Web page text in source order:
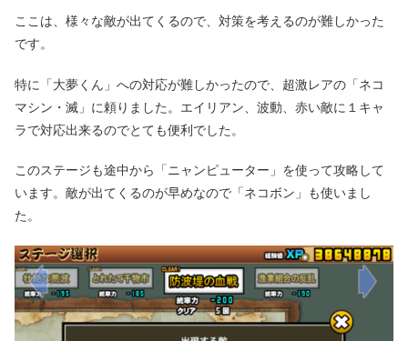
ここは、様々な敵が出てくるので、対策を考えるのが難しかった
です。
特に「大夢くん」への対応が難しかったので、超激レアの「ネコ
マシン・滅」に頼りました。エイリアン、波動、赤い敵に１キャ
ラで対応出来るのでとても便利でした。
このステージも途中から「ニャンピューター」を使って攻略して
います。敵が出てくるのが早めなので「ネコボン」も使いまし
た。